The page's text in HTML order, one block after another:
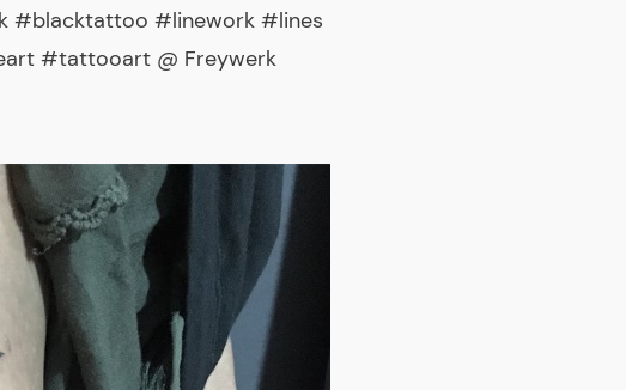
#blacktattoo #linework #lines
#tattooart @ Freywerk